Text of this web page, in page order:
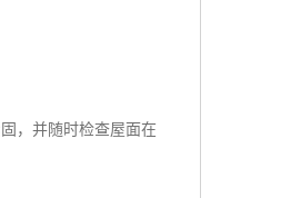
，并随时检查屋面在